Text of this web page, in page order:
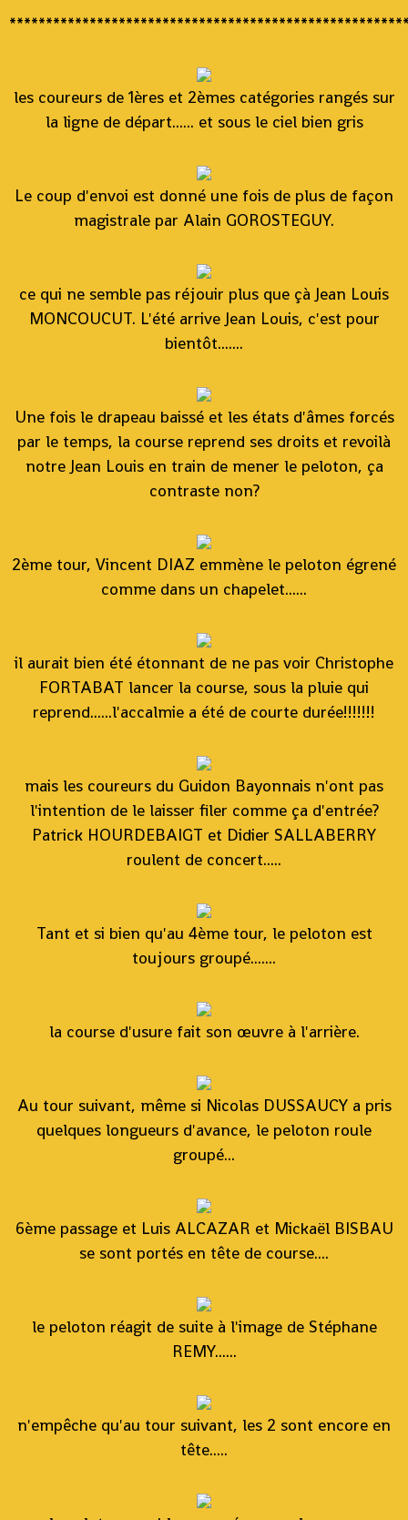
les coureurs de 1ères et 2èmes catégories rangés sur
la ligne de départ...... et sous le ciel bien gris
Le coup d'envoi est donné une fois de plus de façon
magistrale par Alain GOROSTEGUY.
ce qui ne semble pas réjouir plus que çà Jean Louis
MONCOUCUT. L'été arrive Jean Louis, c'est pour
bientôt.......
Une fois le drapeau baissé et les états d'âmes forcés
par le temps, la course reprend ses droits et revoilà
notre Jean Louis en train de mener le peloton, ça
contraste non?
2ème tour, Vincent DIAZ emmène le peloton égrené
comme dans un chapelet......
il aurait bien été étonnant de ne pas voir Christophe
FORTABAT lancer la course, sous la pluie qui
reprend......l'accalmie a été de courte durée!!!!!!!
mais les coureurs du Guidon Bayonnais n'ont pas
l'intention de le laisser filer comme ça d'entrée?
Patrick HOURDEBAIGT et Didier SALLABERRY
roulent de concert.....
Tant et si bien qu'au 4ème tour, le peloton est
toujours groupé.......
la course d'usure fait son œuvre à l'arrière.
Au tour suivant, même si Nicolas DUSSAUCY a pris
quelques longueurs d'avance, le peloton roule
groupé...
6ème passage et Luis ALCAZAR et Mickaël BISBAU
se sont portés en tête de course....
le peloton réagit de suite à l'image de Stéphane
REMY......
n'empêche qu'au tour suivant, les 2 sont encore en
tête.....